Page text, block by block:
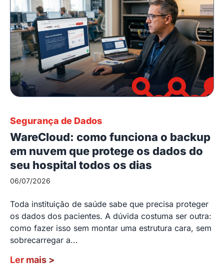
Segurança de Dados
WareCloud: como funciona o backup
em nuvem que protege os dados do
seu hospital todos os dias
06/07/2026
Toda instituição de saúde sabe que precisa proteger
os dados dos pacientes. A dúvida costuma ser outra:
como fazer isso sem montar uma estrutura cara, sem
sobrecarregar a...
Ler mais >